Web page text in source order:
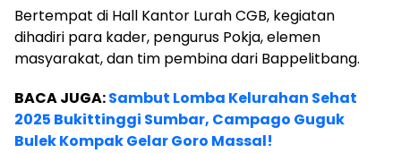
Bertempat di Hall Kantor Lurah CGB, kegiatan
dihadiri para kader, pengurus Pokja, elemen
masyarakat, dan tim pembina dari Bappelitbang.
BACA JUGA:Sambut Lomba Kelurahan Sehat
2025 Bukittinggi Sumbar, Campago Guguk
Bulek Kompak Gelar Goro Massal!